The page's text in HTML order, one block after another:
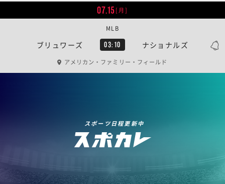
07.15[月]
ブリュワーズ 03:10 ナショナルズ
MLB
アメリカン・ファミリー・フィールド
スポーツ日程更新中